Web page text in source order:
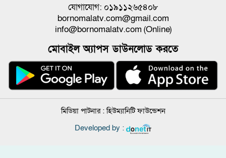
যোগাযোগ: ০১৯১১২৬৫৪০৮
bornomalatv.com@gmail.com
info@bornomalatv.com (Online)
মোবাইল অ্যাপস ডাউনলোড করতে
মিডিয়া পাটনার :হিউম্যানিটি ফাউন্ডেশন
Developed by :